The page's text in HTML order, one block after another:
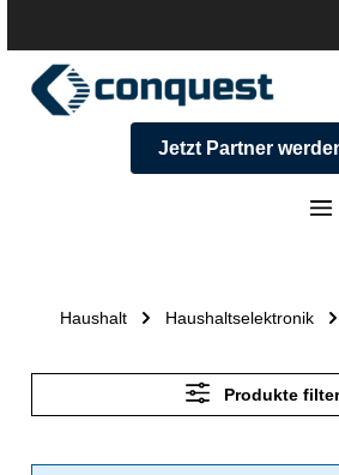
Jetzt Partner
Haushalt Haushaltselektronik
Produkte